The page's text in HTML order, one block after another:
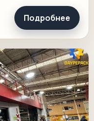
Подробнее